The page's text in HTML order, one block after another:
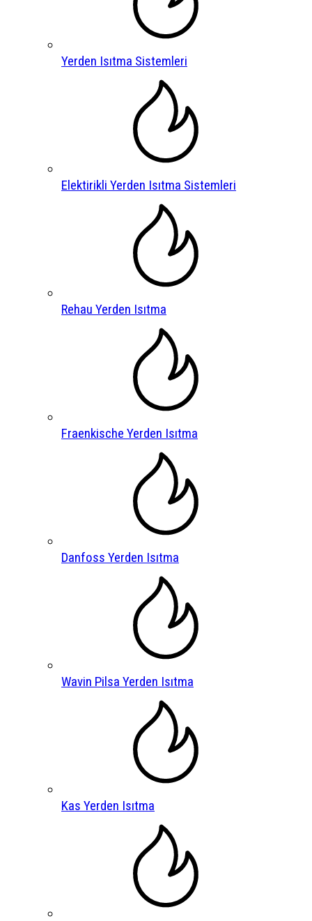
Yerden Isıtma Sistemleri
Elektirikli Yerden Isıtma Sistemleri
Rehau Yerden Isıtma
Fraenkische Yerden Isıtma
Danfoss Yerden Isıtma
Wavin Pilsa Yerden Isıtma
Kas Yerden Isıtma